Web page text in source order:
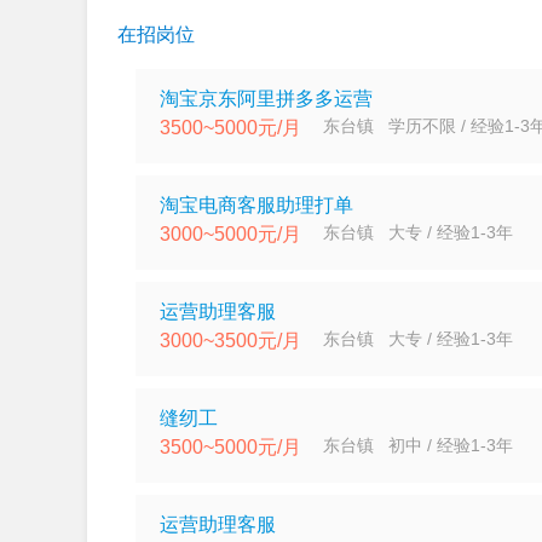
在招岗位
淘宝京东阿里拼多多运营
3500~5000元/月 东台镇 学历不限 / 经验1-3
淘宝电商客服助理打单
3000~5000元/月 东台镇 大专 / 经验1-3年
运营助理客服
3000~3500元/月 东台镇 大专 / 经验1-3年
缝纫工
3500~5000元/月 东台镇 初中 / 经验1-3年
运营助理客服